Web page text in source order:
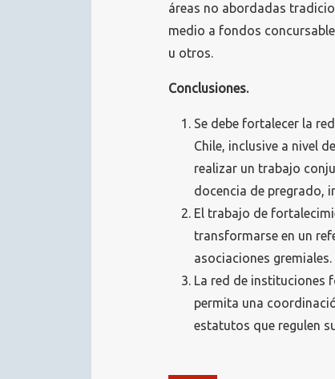
áreas no abordadas
medio a fondos
u otros.
Conclusiones.
Se debe fortalecer la
Chile, inclusive a nivel
realizar un trabajo
docencia de pregrado,
El trabajo de
transformarse en un
asociaciones gremiales.
La red de instituciones
permita una
estatutos que regulen